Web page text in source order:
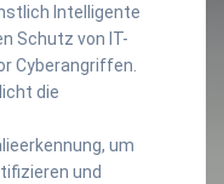
Intelligente
Schutz von IT-
Cyberangriffen.
die
um
und